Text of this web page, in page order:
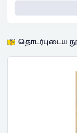
தொடர்புடைய